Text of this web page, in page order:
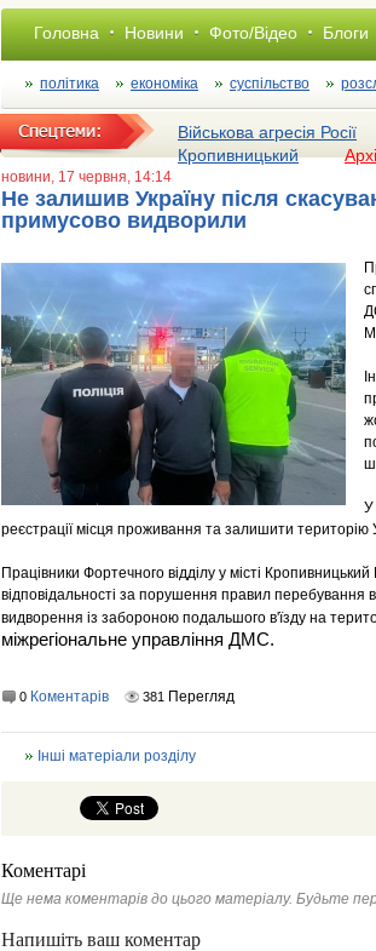
Головна Новини Фото/Відео Блоги
політика економіка суспільство
Військова агресія Росії
Кропивницький
новини, 17 червня, 14:14
Не залишив Україну після
примусово видворили
У
реєстрації місця проживання та залишити територію
Працівники Фортечного відділу у місті
відповідальності за порушення правил
видворення із забороною подальшого в'їзду на
міжрегіональне управління ДМС.
0 Коментарів 381 Перегляд
Інші матеріали розділу
Коментарі
Ще нема коментарів до цього матеріалу. Будьте
Напишіть ваш коментар